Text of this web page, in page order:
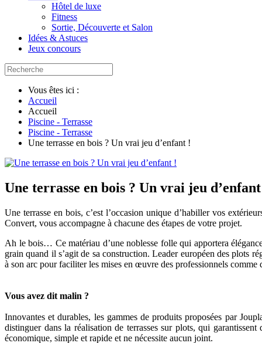
Hôtel de luxe
Fitness
Sortie, Découverte et Salon
Idées & Astuces
Jeux concours
Vous êtes ici :
Accueil
Accueil
Piscine - Terrasse
Piscine - Terrasse
Une terrasse en bois ? Un vrai jeu d’enfant !
Une terrasse en bois ? Un vrai jeu
Une terrasse en bois, c’est l’occasion unique d’habiller vos
Convert, vous accompagne à chacune des étapes de votre projet.
Ah le bois… Ce matériau d’une noblesse folle qui apportera
grain quand il s’agit de sa construction. Leader européen des plots
à son arc pour faciliter les mises en œuvre des professionnels
Vous avez dit malin ?
Innovantes et durables, les gammes de produits proposées par
distinguer dans la réalisation de terrasses sur plots, qui
économique, simple et rapide et ne nécessite aucun joint.